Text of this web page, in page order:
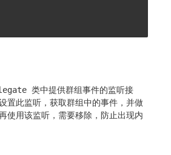
类中提供群组事件的监听接
置此监听，获取群组中的事件，并做
使用该监听，需要移除，防止出现内